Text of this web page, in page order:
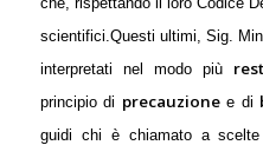
scientifici.Questi ultimi, Sig.
interpretati nel modo più
principio di precauzionee di
guidi chi è chiamato a